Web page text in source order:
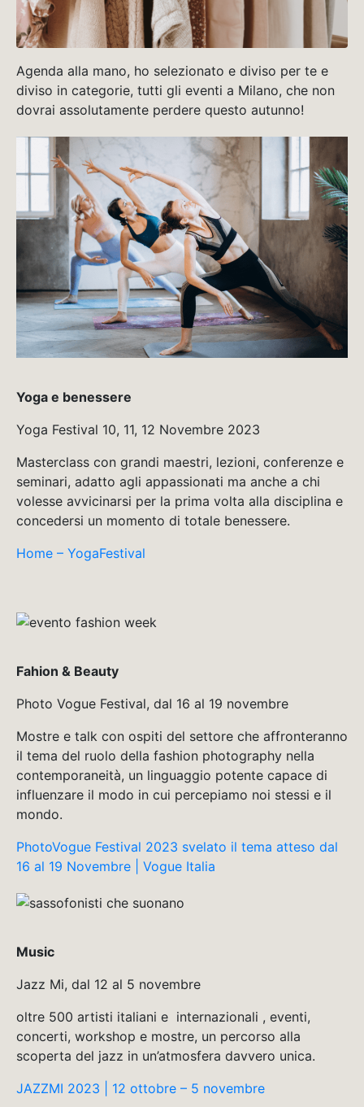
Agenda alla mano, ho selezionato e diviso per te e
diviso in categorie, tutti gli eventi a Milano, che non
dovrai assolutamente perdere questo autunno!
Yoga e benessere
Yoga Festival 10, 11, 12 Novembre 2023
Masterclass con grandi maestri, lezioni, conferenze e
seminari, adatto agli appassionati ma anche a chi
volesse avvicinarsi per la prima volta alla disciplina e
concedersi un momento di totale benessere.
Home – YogaFestival
Fahion & Beauty
Photo Vogue Festival, dal 16 al 19 novembre
Mostre e talk con ospiti del settore che affronteranno
il tema del ruolo della fashion photography nella
contemporaneità, un linguaggio potente capace di
influenzare il modo in cui percepiamo noi stessi e il
mondo.
PhotoVogue Festival 2023 svelato il tema atteso dal
16 al 19 Novembre | Vogue Italia
Music
Jazz Mi, dal 12 al 5 novembre
oltre 500 artisti italiani e internazionali , eventi,
concerti, workshop e mostre, un percorso alla
scoperta del jazz in un’atmosfera davvero unica.
JAZZMI 2023 | 12 ottobre – 5 novembre